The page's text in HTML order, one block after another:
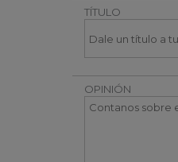
TÍTULO
OPINIÓN